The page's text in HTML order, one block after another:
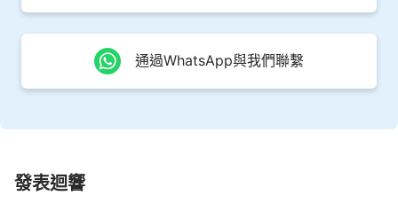
才正式開始，人類才有了美好的生活，這才恢復了起
初造人的目的，恢復了人原有的模樣。所以説，在地
上有了正常的人類生活，人就不追求什麽得勝者、被
成全了，因人都聖潔了。像人所説的得勝者、被成全
目標去追求，以此達到打敗撒但。讓你做得勝者，做
被成全的、被使用的都是要求你作見證來羞辱撒但，
通過WhatsApp與我們聯繫
發表迴響